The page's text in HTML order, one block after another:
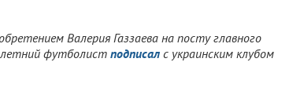
Валерия Газзаева на посту главного
летний футболистподписал с украинским клубом